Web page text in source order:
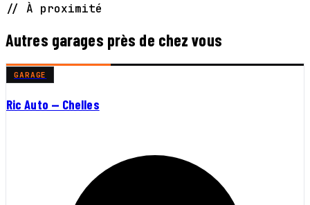
// À proximité
Autres garages près de chez vous
GARAGE
Ric Auto — Chelles